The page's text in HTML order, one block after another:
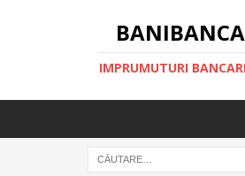
IMPRUMUTURI